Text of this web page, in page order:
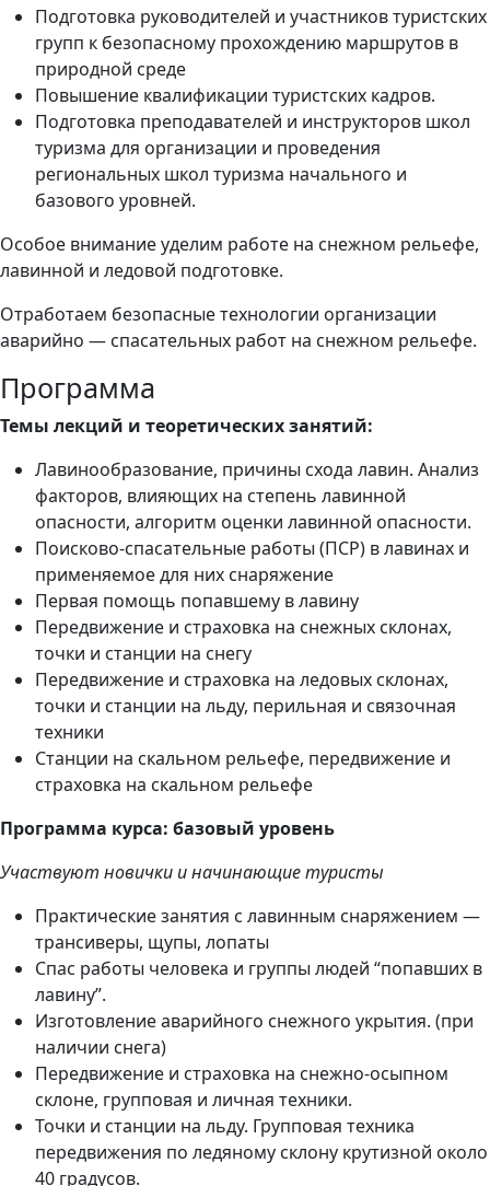
Подготовка руководителей и участников туристских
групп к безопасному прохождению маршрутов в
природной среде
Повышение квалификации туристских кадров.
Подготовка преподавателей и инструкторов школ
туризма для организации и проведения
региональных школ туризма начального и
базового уровней.
Особое внимание уделим работе на снежном рельефе,
лавинной и ледовой подготовке.
Отработаем безопасные технологии организации
аварийно — спасательных работ на снежном рельефе.
Программа
Темы лекций и теоретических занятий:
Лавинообразование, причины схода лавин. Анализ
факторов, влияющих на степень лавинной
опасности, алгоритм оценки лавинной опасности.
Поисково-спасательные работы (ПСР) в лавинах и
применяемое для них снаряжение
Первая помощь попавшему в лавину
Передвижение и страховка на снежных склонах,
точки и станции на снегу
Передвижение и страховка на ледовых склонах,
точки и станции на льду, перильная и связочная
техники
Станции на скальном рельефе, передвижение и
страховка на скальном рельефе
Программа курса: базовый уровень
Участвуют новички и начинающие туристы
Практические занятия с лавинным снаряжением —
трансиверы, щупы, лопаты
Спас работы человека и группы людей “попавших в
лавину”.
Изготовление аварийного снежного укрытия. (при
наличии снега)
Передвижение и страховка на снежно-осыпном
склоне, групповая и личная техники.
Точки и станции на льду. Групповая техника
передвижения по ледяному склону крутизной около
40 градусов.